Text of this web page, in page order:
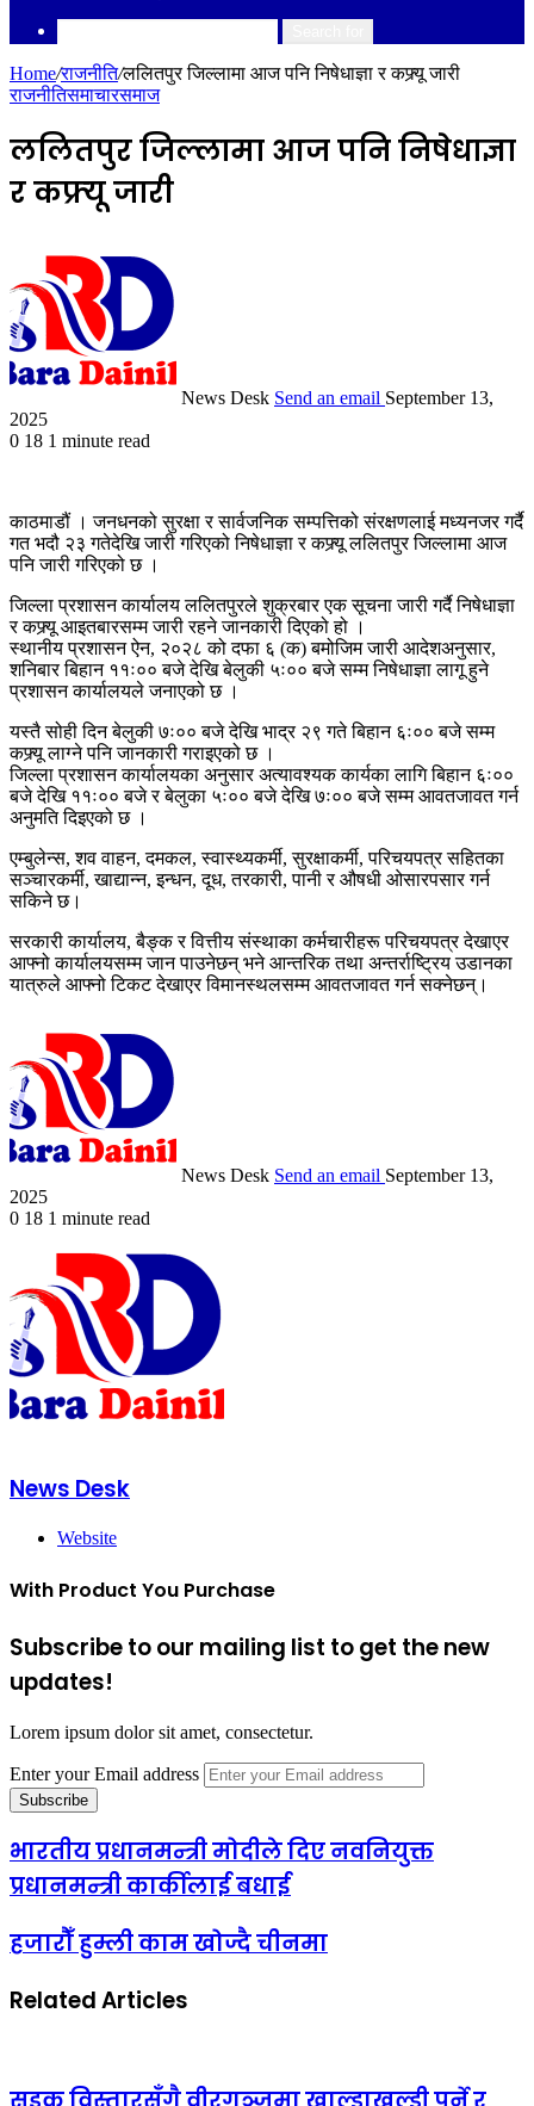
Home/राजनीति/ललितपुर जिल्लामा आज पनि निषेधाज्ञा र कफ्र्यू जारी
राजनीतिसमाचारसमाज
ललितपुर जिल्लामा आज पनि निषेधाज्ञा
र कफ्र्यू जारी
News Desk Send an email September 13,
2025
0 18 1 minute read
काठमाडौं । जनधनको सुरक्षा र सार्वजनिक सम्पत्तिको संरक्षणलाई मध्यनजर गर्दै
गत भदौ २३ गतेदेखि जारी गरिएको निषेधाज्ञा र कफ्र्यू ललितपुर जिल्लामा आज
पनि जारी गरिएको छ ।
जिल्ला प्रशासन कार्यालय ललितपुरले शुक्रबार एक सूचना जारी गर्दै निषेधाज्ञा
र कफ्र्यू आइतबारसम्म जारी रहने जानकारी दिएको हो ।
स्थानीय प्रशासन ऐन, २०२८ को दफा ६ (क) बमोजिम जारी आदेशअनुसार,
शनिबार बिहान ११ः०० बजे देखि बेलुकी ५ः०० बजे सम्म निषेधाज्ञा लागू हुने
प्रशासन कार्यालयले जनाएको छ ।
यस्तै सोही दिन बेलुकी ७ः०० बजे देखि भाद्र २९ गते बिहान ६ः०० बजे सम्म
कफ्र्यू लाग्ने पनि जानकारी गराइएको छ ।
जिल्ला प्रशासन कार्यालयका अनुसार अत्यावश्यक कार्यका लागि बिहान ६ः००
बजे देखि ११ः०० बजे र बेलुका ५ः०० बजे देखि ७ः०० बजे सम्म आवतजावत गर्न
अनुमति दिइएको छ ।
एम्बुलेन्स, शव वाहन, दमकल, स्वास्थ्यकर्मी, सुरक्षाकर्मी, परिचयपत्र सहितका
सञ्चारकर्मी, खाद्यान्न, इन्धन, दूध, तरकारी, पानी र औषधी ओसारपसार गर्न
सकिने छ।
सरकारी कार्यालय, बैङ्क र वित्तीय संस्थाका कर्मचारीहरू परिचयपत्र देखाएर
आफ्नो कार्यालयसम्म जान पाउनेछन् भने आन्तरिक तथा अन्तर्राष्ट्रिय उडानका
यात्रुले आफ्नो टिकट देखाएर विमानस्थलसम्म आवतजावत गर्न सक्नेछन्।
News Desk Send an email September 13,
2025
0 18 1 minute read
News Desk
Website
With Product You Purchase
Subscribe to our mailing list to get the new
updates!
Lorem ipsum dolor sit amet, consectetur.
Enter your Email address
भारतीय प्रधानमन्त्री मोदीले दिए नवनियुक्त
प्रधानमन्त्री कार्कीलाई बधाई
हजारौँ हुम्ली काम खोज्दै चीनमा
Related Articles